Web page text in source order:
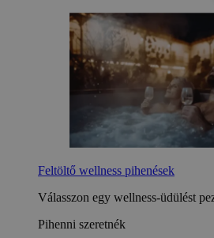
Feltöltő wellness pihenések
Válasszon egy wellness-üdülést
Pihenni szeretnék